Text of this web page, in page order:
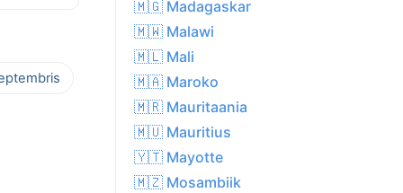
🇲🇬 Madagaskar
🇲🇼 Malawi
🇲🇱 Mali
🇲🇦 Maroko
🇲🇷 Mauritaania
🇲🇺 Mauritius
🇾🇹 Mayotte
🇲🇿 Mosambiik